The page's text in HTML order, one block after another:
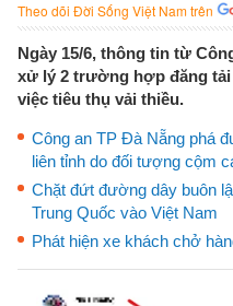
Theo dõi Đời Sống Việt Nam trên
Ngày 15/6, thông tin từ
xử lý 2 trường hợp đăng
việc tiêu thụ vải thiều.
Công an TP Đà Nẵng phá
liên tỉnh do đối tượng cộm
Chặt đứt đường dây buôn
Trung Quốc vào Việt Nam
Phát hiện xe khách chở